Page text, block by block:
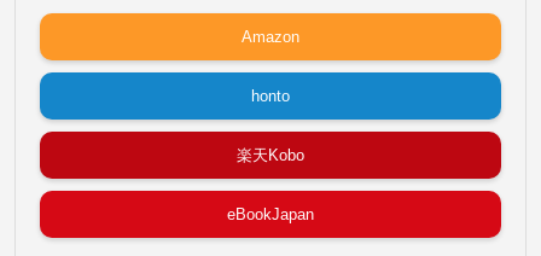
Amazon
honto
楽天Kobo
eBookJapan